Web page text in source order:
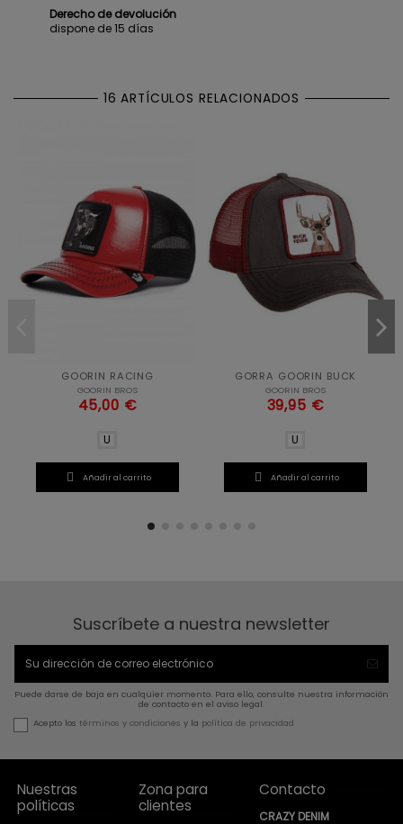
Derecho de devolución
dispone de 15 días
16 ARTÍCULOS RELACIONADOS
GOORIN RACING
GOORIN BROS
45,00 €
U
 Añadir al carrito
GORRA GOORIN BUCK
GOORIN BROS
39,95 €
U
 Añadir al carrito
Suscríbete a nuestra newsletter
Puede darse de baja en cualquier momento. Para ello, consulte nuestra información
de contacto en el aviso legal.
Acepto los términos y condiciones y la política de privacidad
Nuestras
políticas
Zona para
clientes
Contacto
CRAZY DENIM